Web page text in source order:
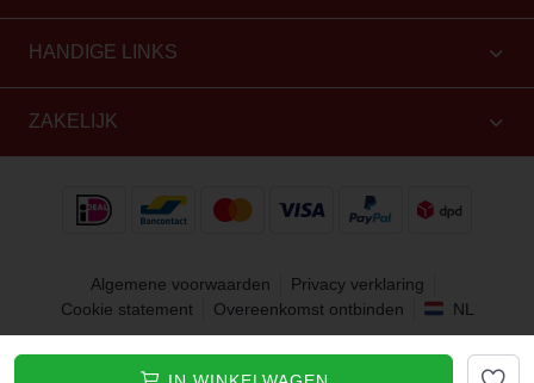
HANDIGE LINKS
ZAKELIJK
Algemene voorwaarden
Privacy verklaring
Cookie statement
Overeenkomst ontbinden NL
Copyright 2010 - 2026 Evans & Watson. Alle rechten